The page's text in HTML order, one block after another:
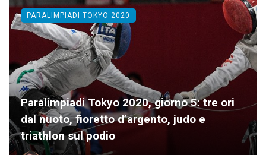
Paralimpiadi Tokyo 2020, giorno 5: tre ori
dal nuoto, fioretto d’argento, judo e
triathlon sul podio
PARALIMPIADI TOKYO 2020